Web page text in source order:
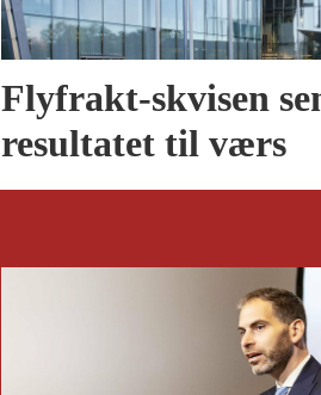
Flyfrakt-skvisen
resultatet til værs